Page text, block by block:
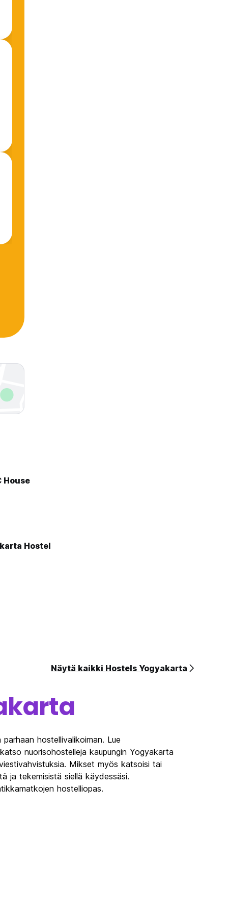
House
Hostel
Näytä kaikki Hostels Yogyakarta
hostellivalikoiman. Lue
nuorisohostelleja kaupungin Yogyakarta
Mikset myös katsoisi tai
ja tekemisistä siellä käydessäsi.
hostelliopas.